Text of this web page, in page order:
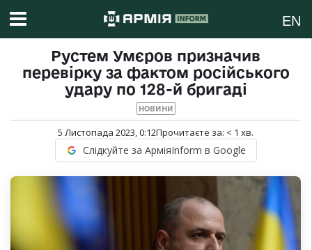
EN
Рустем Умєров призначив
перевірку за фактом російського
удару по 128-й бригаді
НОВИНИ
5 Листопада 2023, 0:12Прочитаєте за: < 1 хв.
Слідкуйте за АрміяInform в Google